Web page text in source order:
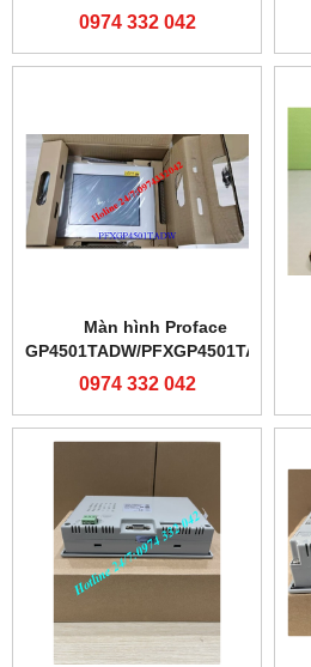
0974 332 042
Màn hình Proface
GP4501TADW/PFXGP4501TADW
0974 332 042